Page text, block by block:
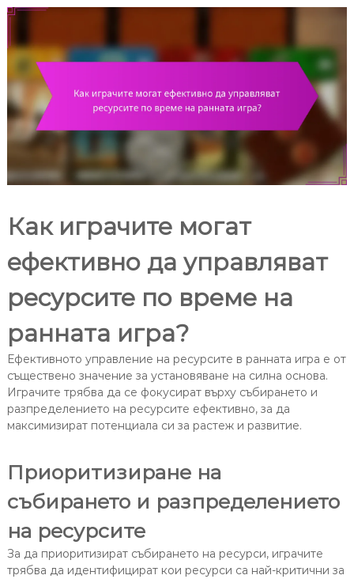
Как играчите могат
ефективно да управляват
ресурсите по време на
ранната игра?
Ефективното управление на ресурсите в ранната игра е от
съществено значение за установяване на силна основа.
Играчите трябва да се фокусират върху събирането и
разпределението на ресурсите ефективно, за да
максимизират потенциала си за растеж и развитие.
Приоритизиране на
събирането и разпределението
на ресурсите
За да приоритизират събирането на ресурси, играчите
трябва да идентифицират кои ресурси са най-критични за